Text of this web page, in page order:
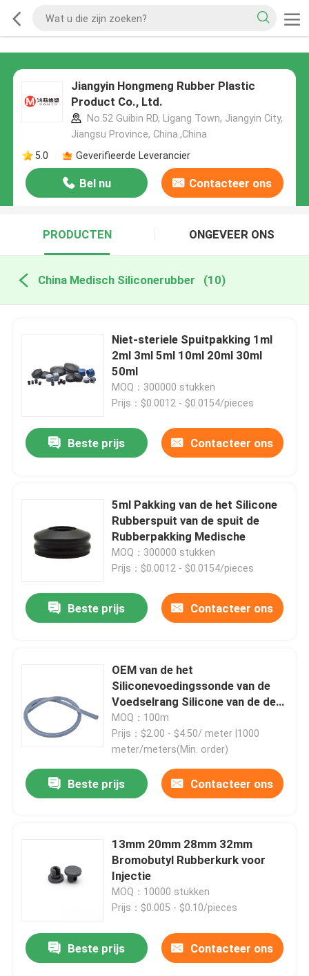
Jiangyin Hongmeng Rubber Plastic
Product Co., Ltd.
No.52 Guibin RD, Ligang Town, Jiangyin City,
Jiangsu Province, China.,China
5.0
Geverifieerde Leverancier
Bel nu Contacteer ons
PRODUCTEN ONGEVEER ONS
China Medisch Siliconerubber (10)
Niet-steriele Spuitpakking 1ml
2ml 3ml 5ml 10ml 20ml 30ml
50ml
MOQ：300000 stukken
Prijs：$0.0012 - $0.0154/pieces
Beste prijs Contacteer ons
5ml Pakking van de het Silicone
Rubberspuit van de spuit de
Rubberpakking Medische
MOQ：300000 stukken
Prijs：$0.0012 - $0.0154/pieces
Beste prijs Contacteer ons
OEM van de het
Siliconevoedingssonde van de
Voedselrang Silicone van de de
Maagbuis het Transparante
MOQ：100m
Prijs：$2.00 - $4.50/ meter |1000
meter/meters(Min. order)
Beste prijs Contacteer ons
13mm 20mm 28mm 32mm
Bromobutyl Rubberkurk voor
Injectie
MOQ：10000 stukken
Prijs：$0.005 - $0.10/pieces
Beste prijs Contacteer ons